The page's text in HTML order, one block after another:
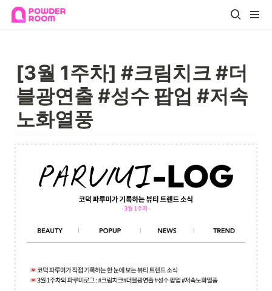
[3월 1주차] #크림치크 #더
블광연출 #성수 팝업 #저속
노화열풍